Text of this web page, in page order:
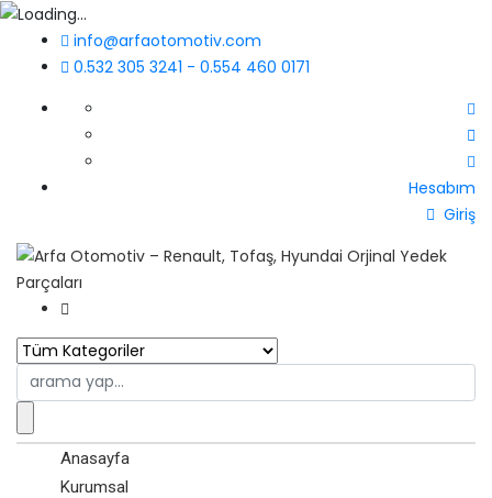
info@arfaotomotiv.com
0.532 305 3241 - 0.554 460 0171
Hesabım
Giriş
Search
for:
Anasayfa
Kurumsal